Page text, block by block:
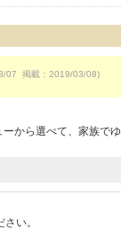
07 掲載：2019/03/08)
から選べて、家族で
い。